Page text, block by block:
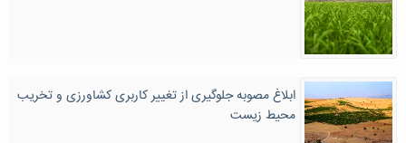
ابلاغ مصوبه جلوگیری از تغییر کاربری کشاورزی و تخریب
محیط زیست